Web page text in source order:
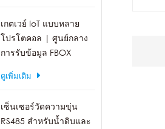
เกตเวย์ IoT แบบหลาย
โปรโตคอล | ศูนย์กลาง
การรับข้อมูล FBOX
ดูเพิ่มเติม
เซ็นเซอร์วัดความขุ่น
RS485 สำหรับน้ำดิบและ